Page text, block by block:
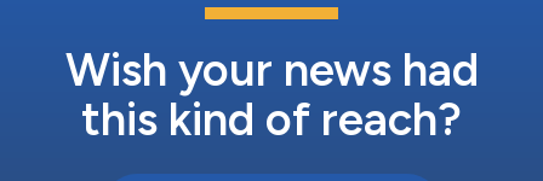
Wish your news had
this kind of reach?